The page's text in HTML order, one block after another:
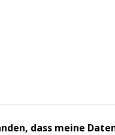
dass meine